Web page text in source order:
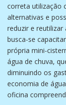
correta utilização
alternativas e
reduzir e reutilizar
busca-se
própria mini-
água de chuva,
diminuindo os
economia de
oficina